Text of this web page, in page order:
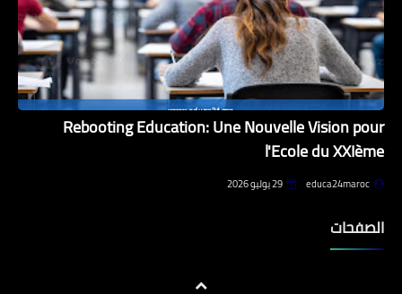
Rebooting Education: Une Nouvelle Vision pour
l'Ecole du XXIème
educa24maroc 29 يوليو 2026
الصفحات